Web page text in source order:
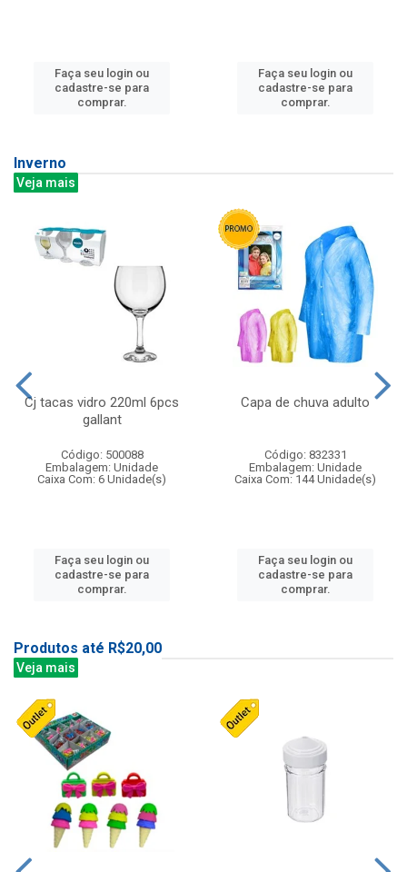
Faça seu login ou
cadastre-se para
comprar.
Faça seu login ou
cadastre-se para
comprar.
Inverno
Veja mais
Cj tacas vidro 220ml 6pcs
gallant
Código: 500088
Embalagem: Unidade
Caixa Com: 6 Unidade(s)
Faça seu login ou
cadastre-se para
comprar.
Capa de chuva adulto
Código: 832331
Embalagem: Unidade
Caixa Com: 144 Unidade(s)
Faça seu login ou
cadastre-se para
comprar.
Produtos até R$20,00
Veja mais